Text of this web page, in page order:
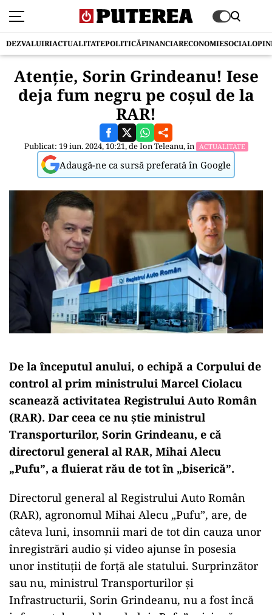
DEZVALUIRIACTUALITATEPOLITICĂFINANCIARECONOMIESOCIAL
Atenție, Sorin Grindeanu! Iese
deja fum negru pe coșul de la
RAR!
Publicat: 19 iun. 2024, 10:21, deIon Teleanu, în ACTUALITATE
Adaugă-ne ca sursă preferată în Google
De la începutul anului, o echipă a Corpului de
control al prim ministrului Marcel Ciolacu
scanează activitatea Registrului Auto Român
(RAR). Dar ceea ce nu știe ministrul
Transporturilor, Sorin Grindeanu, e că
directorul general al RAR, Mihai Alecu
„Pufu”, a fluierat rău de tot în „biserică”.
Directorul general al Registrului Auto Român
(RAR), agronomul Mihai Alecu „Pufu”, are, de
câteva luni, insomnii mari de tot din cauza unor
înregistrări audio și video ajunse în posesia
unor instituții de forță ale statului. Surprinzător
sau nu, ministrul Transporturilor și
Infrastructurii, Sorin Grindeanu, nu a fost încă